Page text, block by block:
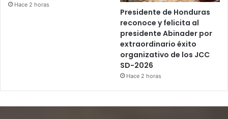
Hace 2 horas
Presidente de Honduras
reconoce y felicita al
presidente Abinader por
extraordinario éxito
organizativo de los JCC
SD-2026
Hace 2 horas